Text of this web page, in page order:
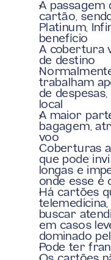
A passagem
cartão,
Platinum,
benefício
A cobertura
de destino
trabalham
de
local
A maior
bagagem,
voo
Coberturas
que pode
longas e
onde esse é
Há cartões
buscar
em casos
dominado
Pode ter